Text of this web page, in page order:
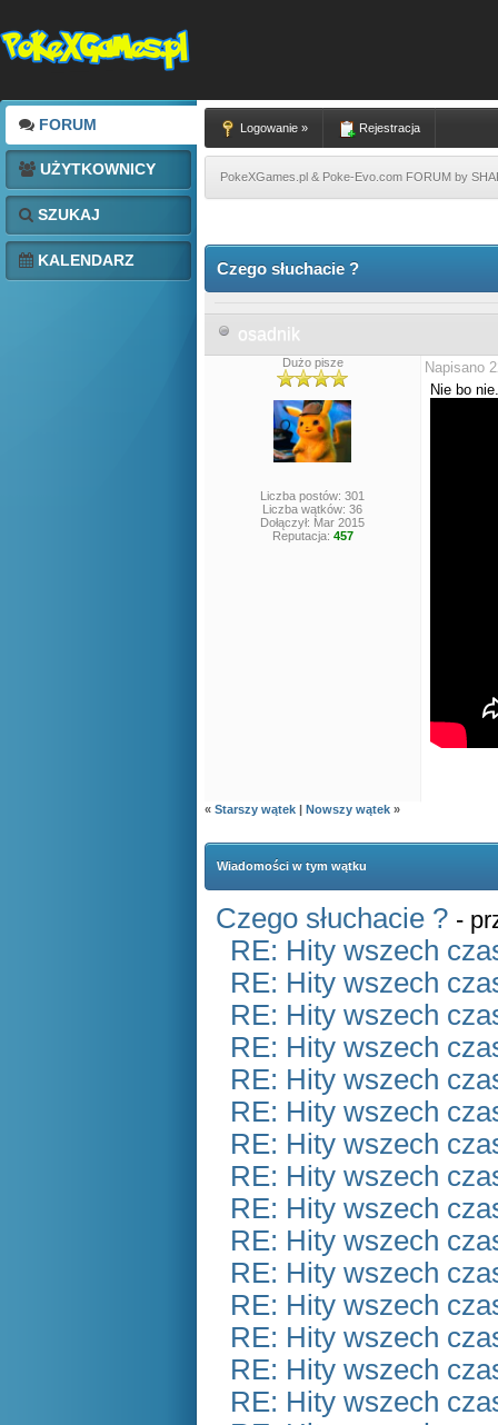
FORUM
UŻYTKOWNICY
SZUKAJ
KALENDARZ
Logowanie » Rejestracja
PokeXGames.pl & Poke-Evo.com FORUM by
Czego słuchacie ?
osadnik
Dużo pisze
Liczba postów: 301
Liczba wątków: 36
Dołączył: Mar 2015
Reputacja: 457
Napisano
Nie bo nie.
« Starszy wątek | Nowszy wątek »
Wiadomości w tym wątku
Czego słuchacie ? -
RE: Hity wszech
RE: Hity wszech
RE: Hity wszech
RE: Hity wszech
RE: Hity wszech
RE: Hity wszech
RE: Hity wszech
RE: Hity wszech
RE: Hity wszech
RE: Hity wszech
RE: Hity wszech
RE: Hity wszech
RE: Hity wszech
RE: Hity wszech
RE: Hity wszech